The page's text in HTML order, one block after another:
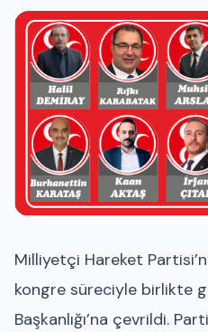
Milliyetçi Hareket
kongre süreciyle birlikte
Başkanlığı’na çevrildi.